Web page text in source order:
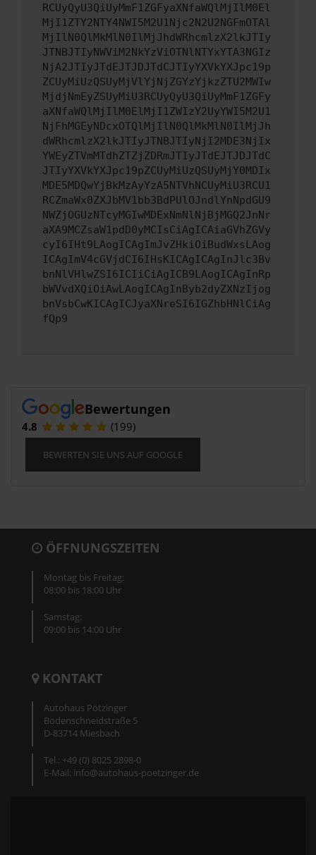
RCUyQyU3QiUyMmF1ZGFyaXNfaWQlMjIlM0El
MjI1ZTY2NTY4NWI5M2U1Njc2N2U2NGFmOTAl
MjIlN0QlMkMlN0IlMjJhdWRhcmlzX2lkJTIy
JTNBJTIyNWViM2NkYzViOTNlNTYxYTA3NGIz
NjA2JTIyJTdEJTJDJTdCJTIyYXVkYXJpc19p
ZCUyMiUzQSUyMjVlYjNjZGYzYjkzZTU2MWIw
MjdjNmEyZSUyMiU3RCUyQyU3QiUyMmF1ZGFy
aXNfaWQlMjIlM0ElMjI1ZWIzY2UyYWI5M2U1
NjFhMGEyNDcxOTQlMjIlN0QlMkMlN0IlMjJh
dWRhcmlzX2lkJTIyJTNBJTIyNjI2MDE3NjIx
YWEyZTVmMTdhZTZjZDRmJTIyJTdEJTJDJTdC
JTIyYXVkYXJpc19pZCUyMiUzQSUyMjY0MDIx
MDE5MDQwYjBkMzAyYzA5NTVhNCUyMiU3RCU1
RCZmaWx0ZXJbMV1bb3BdPUlOJndlYnNpdGU9
NWZjOGUzNTcyMGIwMDExNmNlNjBjMGQ2JnNr
aXA9MCZsaW1pdD0yMCIsCiAgICAiaGVhZGVy
cyI6IHt9LAogICAgImJvZHkiOiBudWxsLAog
ICAgImV4cGVjdCI6IHsKICAgICAgInJlc3Bv
bnNlVHlwZSI6ICIiCiAgICB9LAogICAgInRp
bWVvdXQiOiAwLAogICAgInByb2dyZXNzIjog
bnVsbCwKICAgICJyaXNreSI6IGZhbHNlCiAg
fQp9
Bewertungen
4.8 (199)
BEWERTEN SIE UNS AUF GOOGLE
ÖFFNUNGSZEITEN
Montag bis Freitag:
08:00 bis 18:00 Uhr
Samstag:
09:00 bis 14:00 Uhr
KONTAKT
Autohaus Pötzinger
Bodenschneidstraße 5
D-83714 Miesbach
Tel.: +49 (0) 8025 2898-0
E-Mail: info@autohaus-poetzinger.de